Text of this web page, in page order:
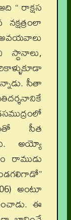
“ రాక్షస
స్థానాలు,
సీతా
సీత
అయ్యో
రాముడు
అంటూ
ఈ